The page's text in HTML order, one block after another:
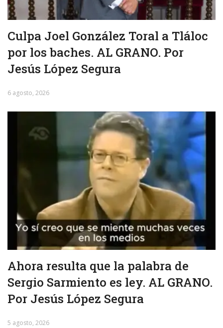
Culpa Joel González Toral a Tláloc
por los baches. AL GRANO. Por
Jesús López Segura
6 agosto, 2026
Ahora resulta que la palabra de
Sergio Sarmiento es ley. AL GRANO.
Por Jesús López Segura
5 agosto, 2026